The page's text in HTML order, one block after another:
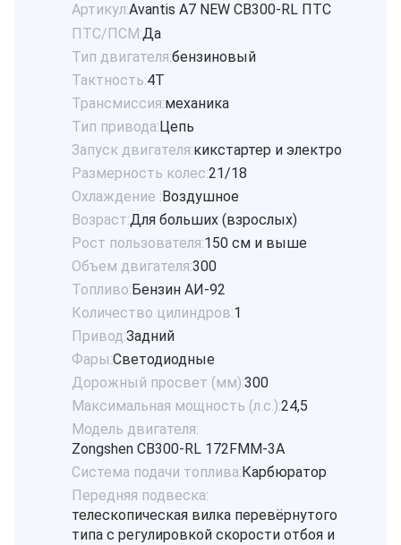
Артикул:Avantis A7 NEW CB300-RL ПТС
ПТС/ПСМ:Да
Тип двигателя:бензиновый
Тактность:4Т
Трансмиссия:механика
Тип привода: Цепь
Запуск двигателя:кикстартер и электро
Размерность колес:21/18
Охлаждение : Воздушное
Возраст:Для больших (взрослых)
Рост пользователя:150 см и выше
Объем двигателя:300
Топливо: Бензин АИ-92
Количество цилиндров:1
Привод:Задний
Фары:Светодиодные
Дорожный просвет (мм):300
Максимальная мощность (л.с.):24,5
Модель двигателя:
Zongshen CB300-RL 172FMM-3A
Система подачи топлива: Карбюратор
Передняя подвеска:
телескопическая вилка перевёрнутого
типа с регулировкой скорости отбоя и